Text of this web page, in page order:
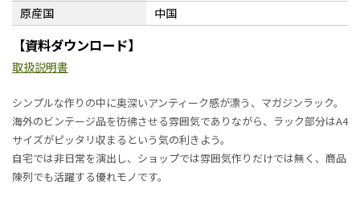
原産国
中国
【資料ダウンロード】
取扱説明書
シンプルな作りの中に奥深いアンティーク感が漂う、マガジンラック。
海外のビンテージ品を彷彿させる雰囲気でありながら、ラック部分はA4
サイズがピッタリ収まるという気の利きよう。
自宅では非日常を演出し、ショップでは雰囲気作りだけでは無く、商品
陳列でも活躍する優れモノです。